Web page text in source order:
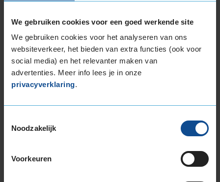
We gebruiken cookies voor een goed werkende site
We gebruiken cookies voor het analyseren van ons
websiteverkeer, het bieden van extra functies (ook voor
social media) en het relevanter maken van
advertenties. Meer info lees je in onze
privacyverklaring.
Noodzakelijk
Voorkeuren
255/35R19 96Y EXTRALOAD
265/35R19 98Y EXTRALOAD
265/35R19 98Y EXTRALOAD
265/35R19 98Y EXTRALOAD
265/35R19 98Y EXTRALOAD
265/35R19 98Y EXTRALOAD
275/35R19 100Y EXTRALOAD